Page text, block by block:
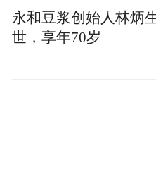
永和豆浆创始人林炳
世，享年70岁